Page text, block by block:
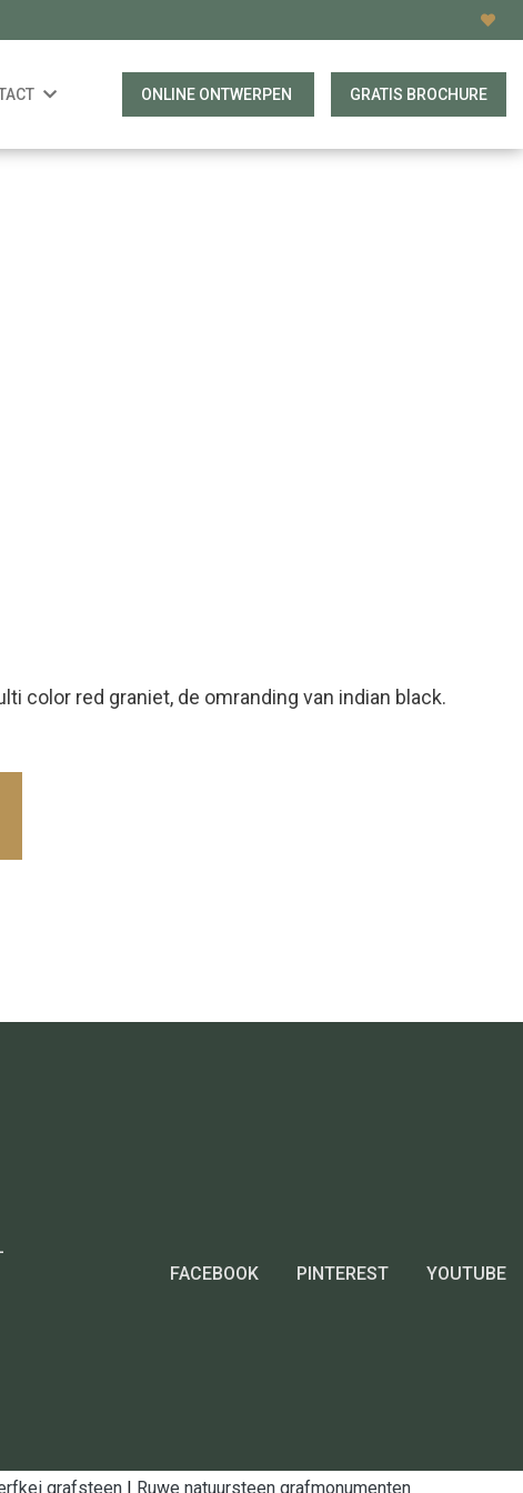
ONLINE ONTWERPEN GRATIS BROCHURE
color red graniet, de omranding van indian black.
FACEBOOK PINTEREST YOUTUBE
grafsteen | Ruwe natuursteen grafmonumenten